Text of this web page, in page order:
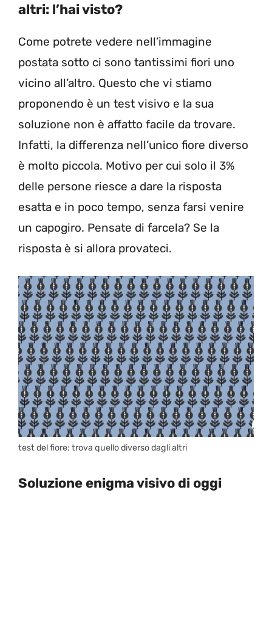
altri: l’hai visto?
Come potrete vedere nell’immagine
postata sotto ci sono tantissimi fiori uno
vicino all’altro. Questo che vi stiamo
proponendo è un test visivo e la sua
soluzione non è affatto facile da trovare.
Infatti, la differenza nell’unico fiore diverso
è molto piccola. Motivo per cui solo il 3%
delle persone riesce a dare la risposta
esatta e in poco tempo, senza farsi venire
un capogiro. Pensate di farcela? Se la
risposta è si allora provateci.
test del fiore: trova quello diverso dagli altri
Soluzione enigma visivo di oggi